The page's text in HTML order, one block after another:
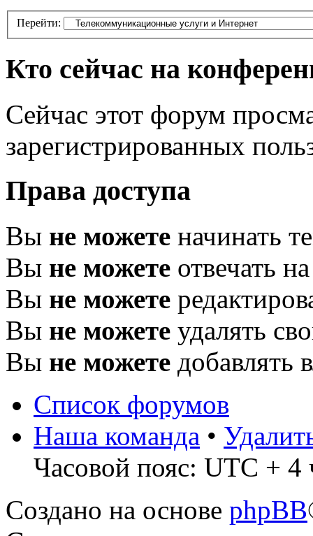
Перейти:
Кто сейчас на
Сейчас этот форум
зарегистрированных
Права доступа
Вы не можете начинать
Вы не можете отвечать
Вы не можете
Вы не можете удалять
Вы не можете добавлять
Список форумов
Наша команда •
Часовой пояс: UTC + 4
Создано на основе phpBB